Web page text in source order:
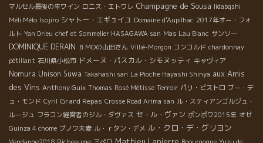
マルセル最後の年ワイン ロニス・エトワレ Champagne de Sousa Iidabqshi
Méli Mélo Isojiro シャトー・エギュイユ Domaine d'Aupilhac 2017年オー・フォ
ルト Yan Drieu chef et Sommelier HASAGAWA san Mas Lau Blanc サンソー
DOMINIQUE DERAIN ＢＭОの山田さん Villié-Morgon コンコルド chardonnay
pétillant 石川県小松市 ドメーヌ・パスカル・シモヌッティ キャヴィア
Nomura Unison Suwa Takahashi san La Pioche Hayashi Shinya aux Amis
des Vins Anthony Guix Thomas Rosé Métisse Terroir パリ・ビストロ ブー・デ
ュ・モンド Cyril Grand Repas Crosse Road Arima san ル・スティアンゴルジュ・
ルージュ フラコン経営者のジル・ダヴァス セ・ル・ヴァン ポンポワ2015年 オゼ
Guinza 4 chome ブノワ夫妻 ル・ｒタン・デメ ル・クロ・デ・グリヨン